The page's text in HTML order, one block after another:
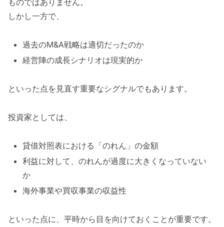
ものではありません。
しかし一方で、
過去のM&A戦略は適切だったのか
経営陣の成長シナリオは現実的か
といった点を見直す重要なシグナルでもあります。
投資家としては、
貸借対照表における「のれん」の金額
利益に対して、のれんが過度に大きくなっていない
か
海外事業や買収事業の収益性
といった点に、平時から目を向けておくことが重要です。